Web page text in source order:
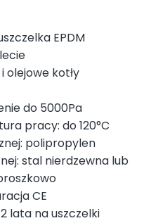
EPDM
olejowe kotły
do 5000Pa
pracy: do 120°C
polipropylen
stal nierdzewna lub
CE
lata na uszczelki